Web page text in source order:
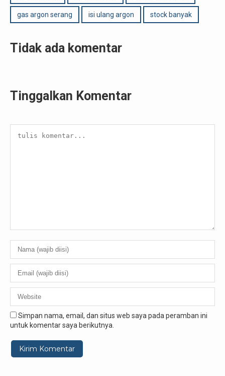
gas argon serang isi ulang argon stock banyak
Tidak ada komentar
Tinggalkan Komentar
Simpan nama, email, dan situs web saya pada peramban ini
untuk komentar saya berikutnya.